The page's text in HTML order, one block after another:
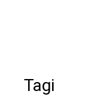
Tagi